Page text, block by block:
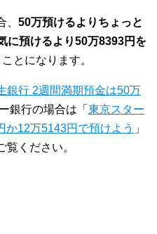
50万預けるよりちょっと
に預けるより50万8393円を
とになります。
銀行 2週間満期預金は50万
銀行の場合は「 東京スター
12万5143円で預けよう 」
ください。